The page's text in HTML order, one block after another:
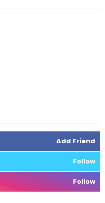
Add Friend
Follow
Follow